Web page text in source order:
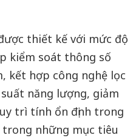
thiết kế với mức độ
kiểm soát thông số
kết hợp công nghệ lọc
năng lượng, giảm
trì tính ổn định trong
những mục tiêu